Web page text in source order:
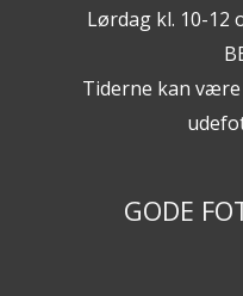
Lørdag kl. 10-12
Tiderne kan
GODE